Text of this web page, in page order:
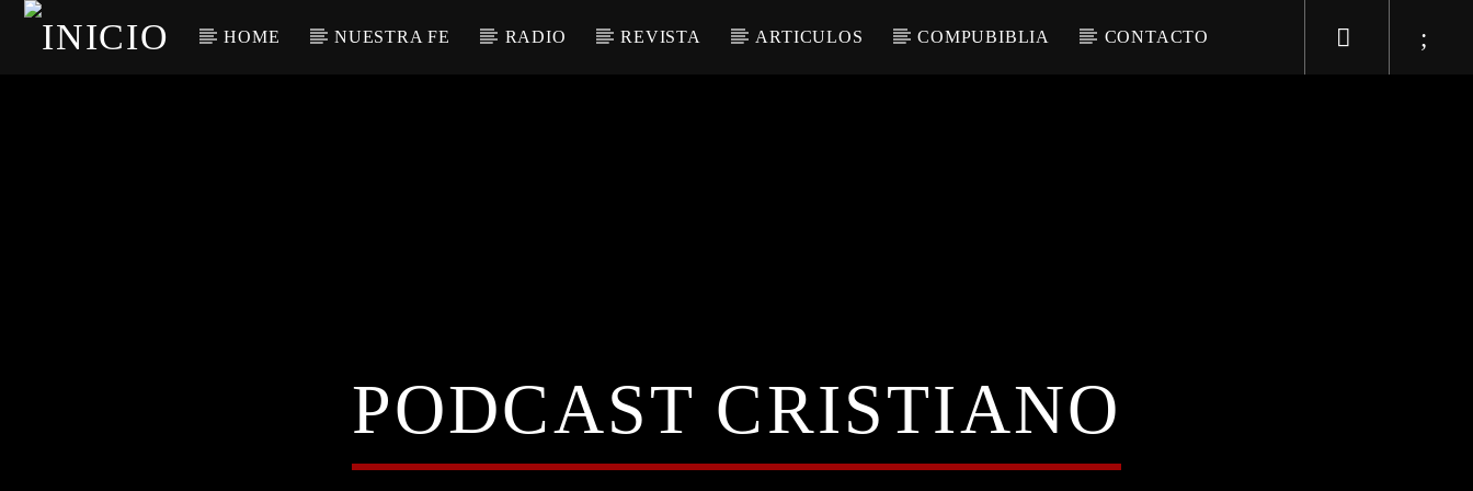
HOME NUESTRA FE RADIO REVISTA ARTICULOS COMPUBIBLIA CONTACTO
PODCAST CRISTIANO